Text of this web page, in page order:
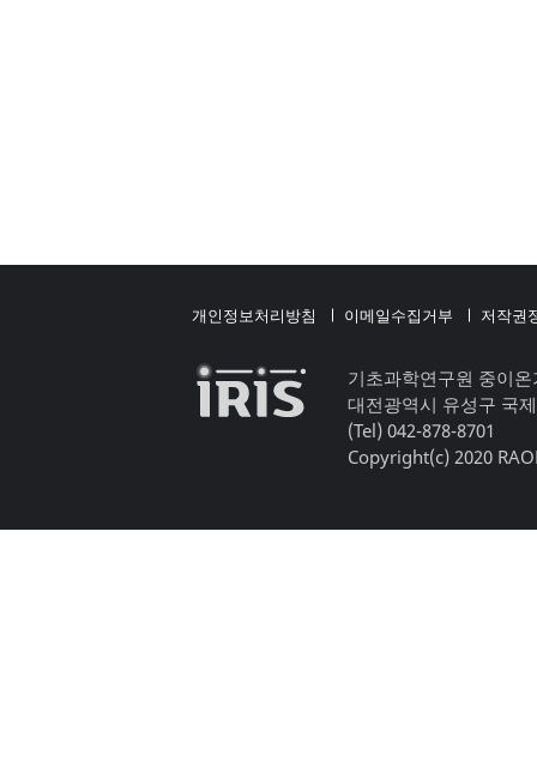
개인정보처리방침 이메일수집거부 저작권
기초과학연구원 중이
대전광역시 유성구 국
(Tel) 042-878-8701
Copyright(c) 2020